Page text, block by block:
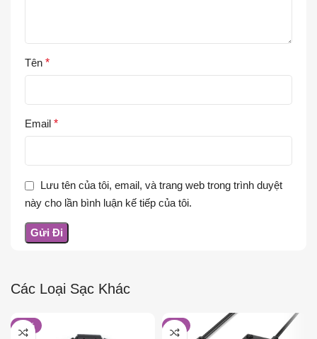
Tên *
Email *
Lưu tên của tôi, email, và trang web trong trình duyệt
này cho lần bình luận kế tiếp của tôi.
Các Loại Sạc Khác
-26% -6%